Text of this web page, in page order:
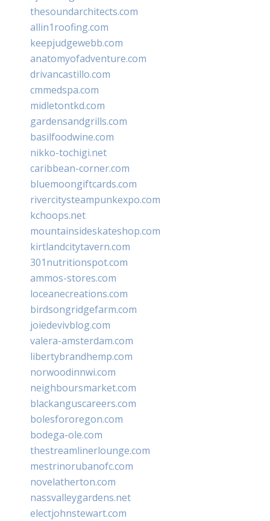
thesoundarchitects.com
allin1roofing.com
keepjudgewebb.com
anatomyofadventure.com
drivancastillo.com
cmmedspa.com
midletontkd.com
gardensandgrills.com
basilfoodwine.com
nikko-tochigi.net
caribbean-corner.com
bluemoongiftcards.com
rivercitysteampunkexpo.com
kchoops.net
mountainsideskateshop.com
kirtlandcitytavern.com
301nutritionspot.com
ammos-stores.com
loceanecreations.com
birdsongridgefarm.com
joiedevivblog.com
valera-amsterdam.com
libertybrandhemp.com
norwoodinnwi.com
neighboursmarket.com
blackanguscareers.com
bolesfororegon.com
bodega-ole.com
thestreamlinerlounge.com
mestrinorubanofc.com
novelatherton.com
nassvalleygardens.net
electjohnstewart.com